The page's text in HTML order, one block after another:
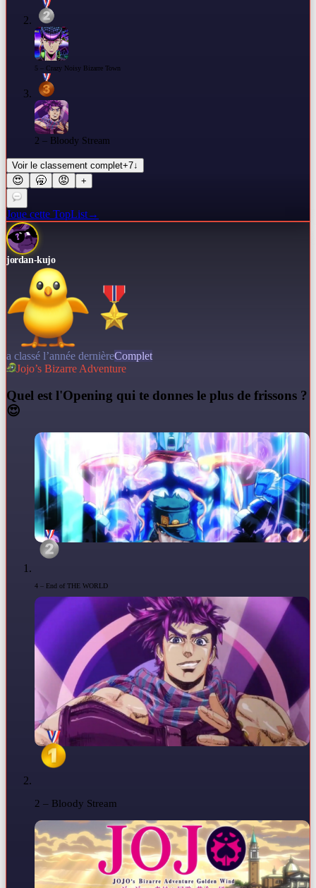
5 – Crazy Noisy Bizarre Town
2 – Bloody Stream
Voir le classement complet+7↓
😍 🥱 😡 +
Joue cette TopList→
jordan-kujo
a classé l’année dernièreComplet
Jojo’s Bizarre Adventure
Quel est l'Opening qui te donnes le plus de frissons ?
😍
4 – End of THE WORLD
2 – Bloody Stream